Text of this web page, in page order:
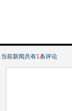
当前新闻共有1条评论